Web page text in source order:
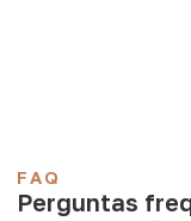
FAQ
Perguntas